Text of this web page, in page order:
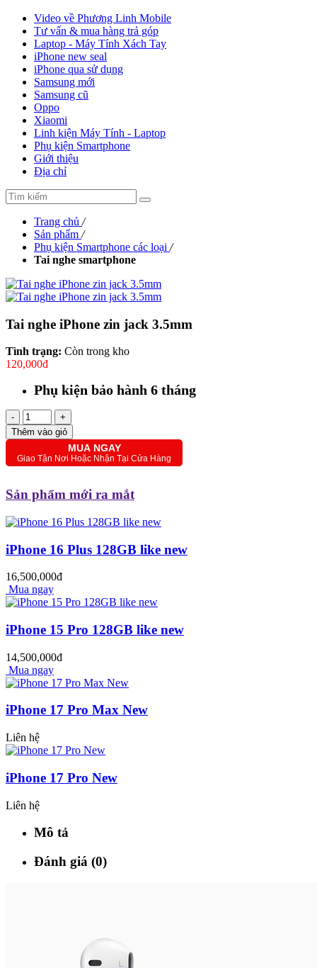
Video về Phương Linh Mobile
Tư vấn & mua hàng trả góp
Laptop - Máy Tính Xách Tay
iPhone new seal
iPhone qua sử dụng
Samsung mới
Samsung cũ
Oppo
Xiaomi
Linh kiện Máy Tính - Laptop
Phụ kiện Smartphone
Giới thiệu
Địa chỉ
Trang chủ /
Sản phẩm /
Phụ kiện Smartphone các loại /
Tai nghe smartphone
Tai nghe iPhone zin jack 3.5mm
Tình trạng: Còn trong kho
120,000đ
Phụ kiện bảo hành 6 tháng
-
+
Thêm vào giỏ
MUA NGAY
Giao Tận Nơi Hoặc Nhận Tại Cửa Hàng
Sản phẩm mới ra mắt
iPhone 16 Plus 128GB like new
16,500,000đ
Mua ngay
iPhone 15 Pro 128GB like new
14,500,000đ
Mua ngay
iPhone 17 Pro Max New
Liên hệ
iPhone 17 Pro New
Liên hệ
Mô tả
Đánh giá (0)